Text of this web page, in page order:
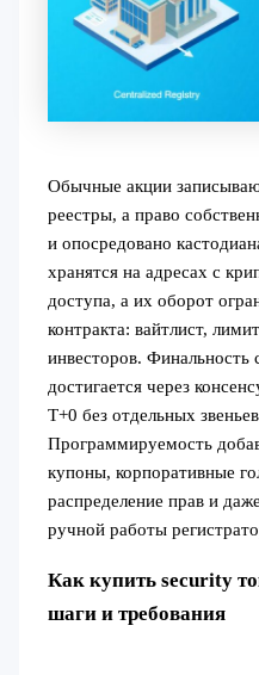
Обычные акции
реестры, а право
и опосредовано
хранятся на адресах с
доступа, а их оборот
контракта: вайтлист,
инвесторов. Финальность
достигается через
T+0 без отдельных
Программируемость
купоны, корпоративные
распределение прав и
ручной работы
Как купить security
шаги и требования